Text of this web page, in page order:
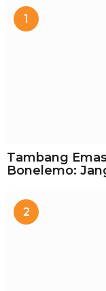
1
Tambang
Bonelemo:
2